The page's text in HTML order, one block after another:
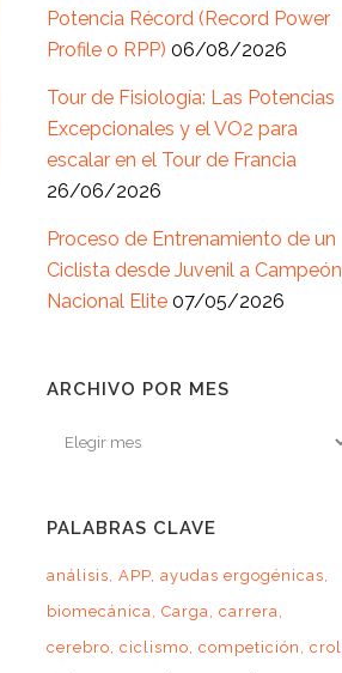
Potencia Récord (Record Power
Profile o RPP) 06/08/2026
Tour de Fisiología: Las Potencias
Excepcionales y el VO2 para
escalar en el Tour de Francia
26/06/2026
Proceso de Entrenamiento de un
Ciclista desde Juvenil a Campeón
Nacional Elite 07/05/2026
ARCHIVO POR MES
Archivo
PALABRAS CLAVE
análisis APP ayudas ergogénicas
biomecánica Carga carrera
cerebro ciclismo competición
crol